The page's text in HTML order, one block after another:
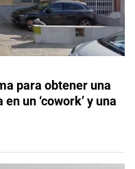
para obtener una
un ‘cowork’ y una